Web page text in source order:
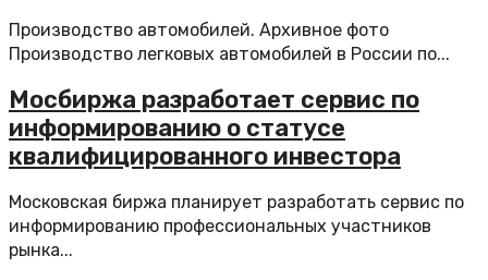
Производство автомобилей. Архивное фото
Производство легковых автомобилей в России по...
Мосбиржа разработает сервис по
информированию о статусе
квалифицированного инвестора
Московская биржа планирует разработать сервис по
информированию профессиональных участников
рынка...